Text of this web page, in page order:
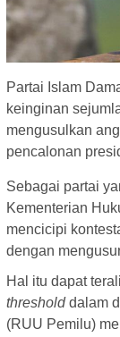
Partai Islam
keinginan
mengusulkan
pencalonan
Sebagai partai
Kementerian
mencicipi
dengan
Hal itu dapat
thresholddalam
(RUU Pemilu)